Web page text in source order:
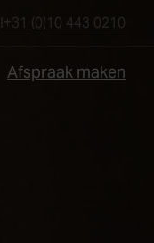
+31 (0)10 443 0210
Afspraak maken